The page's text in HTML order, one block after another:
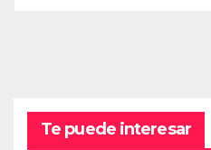
Te puede interesar